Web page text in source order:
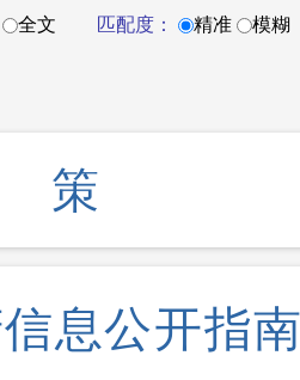
全文 匹配度： 精准 模糊
政策
息公开指